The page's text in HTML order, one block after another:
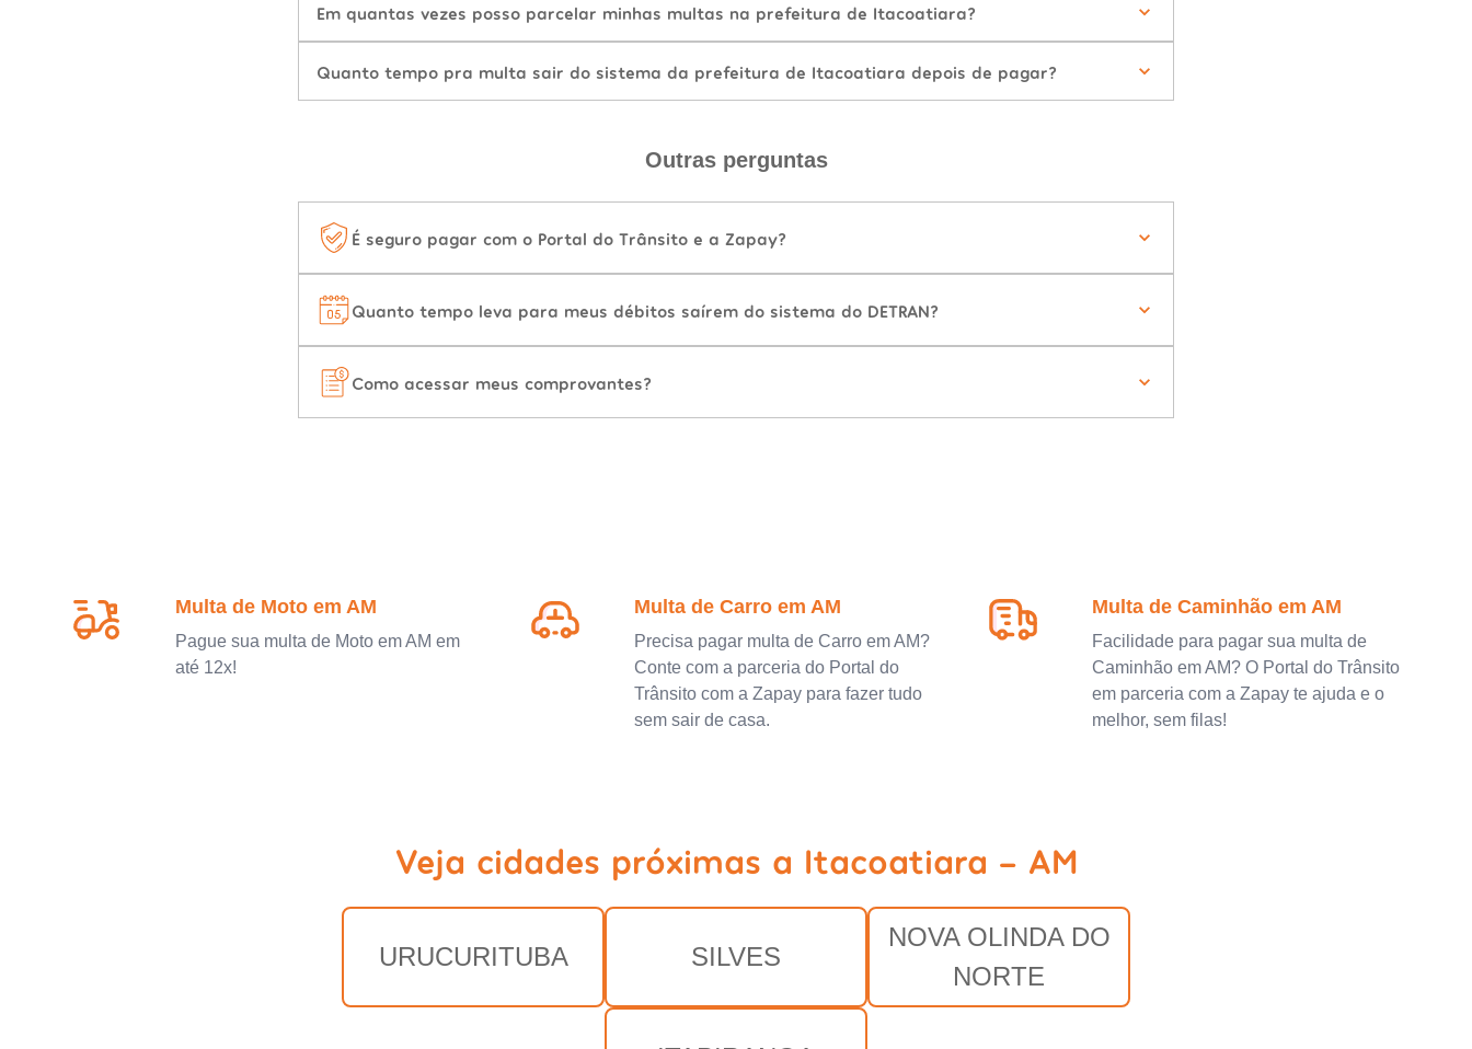
Em quantas vezes posso parcelar minhas multas na prefeitura de Itacoatiara?
Quanto tempo pra multa sair do sistema da prefeitura de Itacoatiara depois de pagar?
Outras perguntas
É seguro pagar com o Portal do Trânsito e a Zapay?
Quanto tempo leva para meus débitos saírem do sistema do DETRAN?
Como acessar meus comprovantes?
Multa de Moto em AM
Pague sua multa de Moto em AM em
até 12x!
Multa de Carro em AM
Precisa pagar multa de Carro em AM?
Conte com a parceria do Portal do
Trânsito com a Zapay para fazer tudo
sem sair de casa.
Multa de Caminhão em AM
Facilidade para pagar sua multa de
Caminhão em AM? O Portal do Trânsito
em parceria com a Zapay te ajuda e o
melhor, sem filas!
Veja cidades próximas a Itacoatiara - AM
URUCURITUBA SILVES
NOVA OLINDA DO
NORTE